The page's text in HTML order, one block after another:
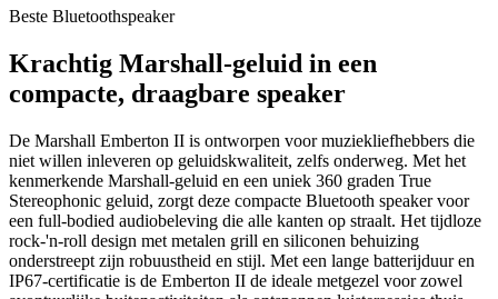
Beste Bluetoothspeaker
Krachtig Marshall-geluid in een
compacte, draagbare speaker
De Marshall Emberton II is ontworpen voor muziekliefhebbers die
niet willen inleveren op geluidskwaliteit, zelfs onderweg. Met het
kenmerkende Marshall-geluid en een uniek 360 graden True
Stereophonic geluid, zorgt deze compacte Bluetooth speaker voor
een full-bodied audiobeleving die alle kanten op straalt. Het tijdloze
rock-'n-roll design met metalen grill en siliconen behuizing
onderstreept zijn robuustheid en stijl. Met een lange batterijduur en
IP67-certificatie is de Emberton II de ideale metgezel voor zowel